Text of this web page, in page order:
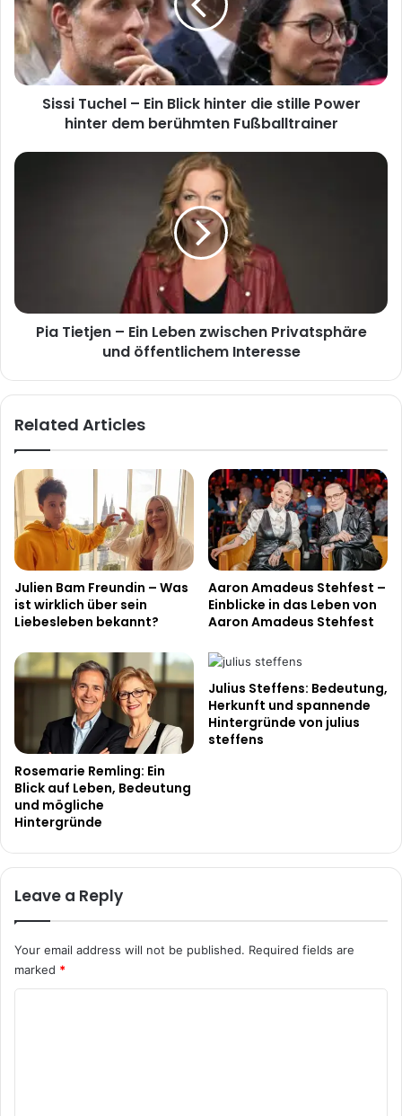
Blick
hinter
die
stille
Power
hinter
Fußballtrainer
Sissi Tuchel – Ein Blick hinter die stille Power
hinter dem berühmten Fußballtrainer
Pia
öffentlichem
Interesse
Pia Tietjen – Ein Leben zwischen Privatsphäre
und öffentlichem Interesse
Related Articles
Julien Bam Freundin – Was
ist wirklich über sein
Liebesleben bekannt?
Aaron Amadeus Stehfest –
Einblicke in das Leben von
Aaron Amadeus Stehfest
Rosemarie Remling: Ein
Blick auf Leben, Bedeutung
und mögliche
Hintergründe
Julius Steffens: Bedeutung,
Herkunft und spannende
Hintergründe von julius
steffens
Leave a Reply
Your email address will not be published. Required fields are
marked *